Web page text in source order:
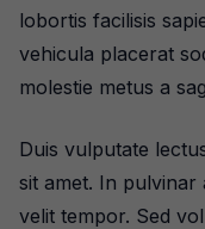
lobortis facilisis
vehicula placerat
molestie metus a
Duis vulputate
sit amet. In pulvinar
velit tempor. Sed